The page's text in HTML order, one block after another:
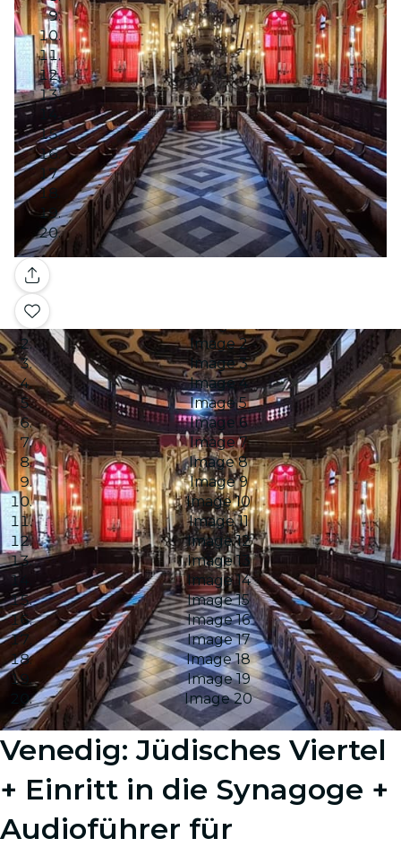
Galerie
Image 2
Image 3
Image 4
Image 5
Image 6
Image 7
Image 8
Image 9
Image 10
Image 11
Image 12
Image 13
Image 14
Image 15
Image 16
Image 17
Image 18
Image 19
Image 20
Venedig: Jüdisches Viertel
+ Einritt in die Synagoge +
Audioführer für